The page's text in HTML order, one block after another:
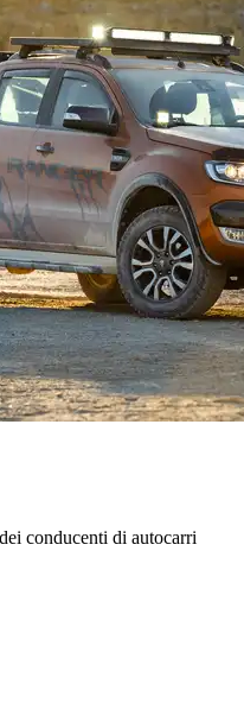
conducenti di autocarri